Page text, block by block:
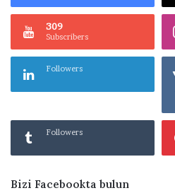
309
Subscribers
Followers
Followers
Bizi Facebookta bulun